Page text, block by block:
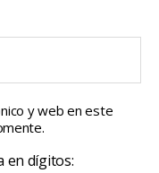
y web en este
en dígitos: